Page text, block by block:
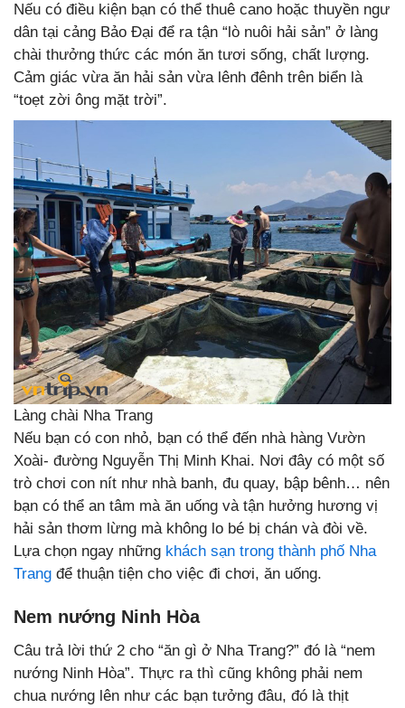
Nếu có điều kiện bạn có thể thuê cano hoặc thuyền ngư
dân tại cảng Bảo Đại để ra tận “lò nuôi hải sản” ở làng
chài thưởng thức các món ăn tươi sống, chất lượng.
Cảm giác vừa ăn hải sản vừa lênh đênh trên biển là
“toẹt zời ông mặt trời”.
Làng chài Nha Trang
Nếu bạn có con nhỏ, bạn có thể đến nhà hàng Vườn
Xoài- đường Nguyễn Thị Minh Khai. Nơi đây có một số
trò chơi con nít như nhà banh, đu quay, bập bênh… nên
bạn có thể an tâm mà ăn uống và tận hưởng hương vị
hải sản thơm lừng mà không lo bé bị chán và đòi về.
Lựa chọn ngay những khách sạn trong thành phố Nha
Trang để thuận tiện cho việc đi chơi, ăn uống.
Nem nướng Ninh Hòa
Câu trả lời thứ 2 cho “ăn gì ở Nha Trang?” đó là “nem
nướng Ninh Hòa”. Thực ra thì cũng không phải nem
chua nướng lên như các bạn tưởng đâu, đó là thịt